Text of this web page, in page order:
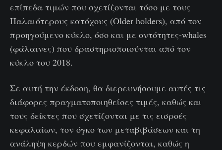
επίπεδα τιμών που σχετίζονται τόσο με τους
Παλαιότερους κατόχους (Older holders), από τον
προηγούμενο κύκλο, όσο και με οντότητες-whales
(φάλαινες) που δραστηριοποιούνται από τον
κύκλο του 2018.
Σε αυτή την έκδοση, θα διερευνήσουμε αυτές τις
διάφορες πραγματοποιηθείσες τιμές, καθώς και
τους δείκτες που σχετίζονται με τις εισροές
κεφαλαίων, τον όγκο των μεταβιβάσεων και τη
ανάληψη κερδών που εμφανίζονται, καθώς η